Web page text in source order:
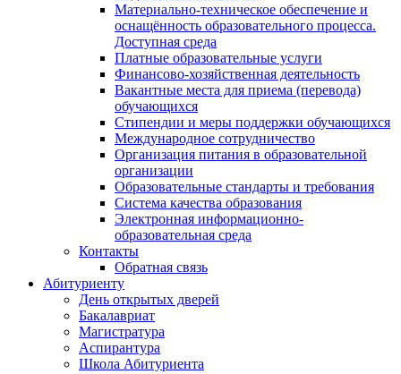
Материально-техническое обеспечение и
оснащённость образовательного процесса.
Доступная среда
Платные образовательные услуги
Финансово-хозяйственная деятельность
Вакантные места для приема (перевода)
обучающихся
Стипендии и меры поддержки обучающихся
Международное сотрудничество
Организация питания в образовательной
организации
Образовательные стандарты и требования
Система качества образования
Электронная информационно-
образовательная среда
Контакты
Обратная связь
Абитуриенту
День открытых дверей
Бакалавриат
Магистратура
Аспирантура
Школа Абитуриента